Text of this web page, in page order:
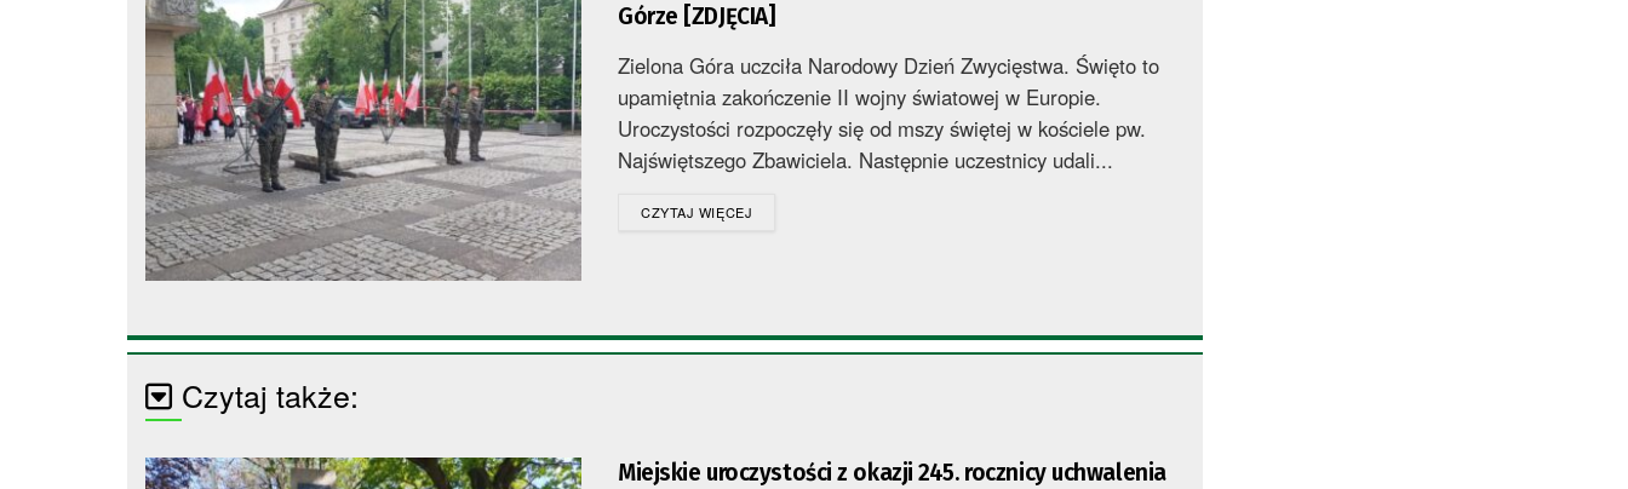
Górze [ZDJĘCIA]
Zielona Góra uczciła Narodowy Dzień Zwycięstwa. Święto to
upamiętnia zakończenie II wojny światowej w Europie.
Uroczystości rozpoczęły się od mszy świętej w kościele pw.
Najświętszego Zbawiciela. Następnie uczestnicy udali...
CZYTAJ WIĘCEJ
Czytaj także:
Miejskie uroczystości z okazji 245. rocznicy uchwalenia